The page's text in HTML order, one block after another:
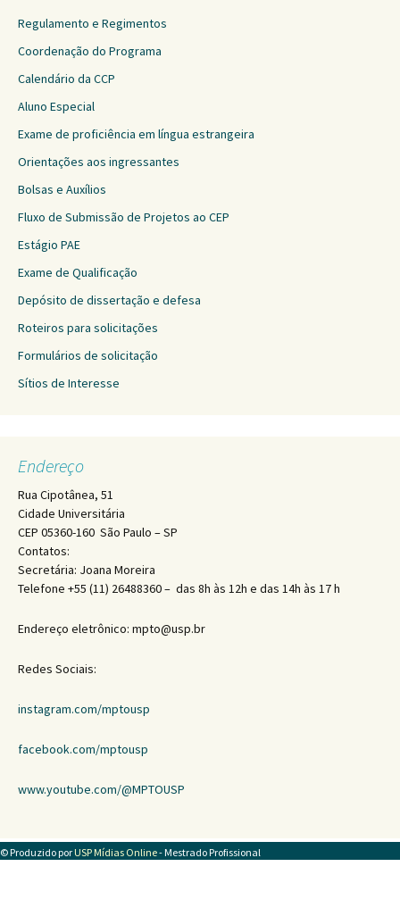
Regulamento e Regimentos
Coordenação do Programa
Calendário da CCP
Aluno Especial
Exame de proficiência em língua estrangeira
Orientações aos ingressantes
Bolsas e Auxílios
Fluxo de Submissão de Projetos ao CEP
Estágio PAE
Exame de Qualificação
Depósito de dissertação e defesa
Roteiros para solicitações
Formulários de solicitação
Sítios de Interesse
Endereço
Rua Cipotânea, 51
Cidade Universitária
CEP 05360-160 São Paulo – SP
Contatos:
Secretária: Joana Moreira
Telefone +55 (11) 26488360 – das 8h às 12h e das 14h às 17 h
Endereço eletrônico: mpto@usp.br
Redes Sociais:
instagram.com/mptousp
facebook.com/mptousp
www.youtube.com/@MPTOUSP
© Produzido por USP Mídias Online- Mestrado Profissional